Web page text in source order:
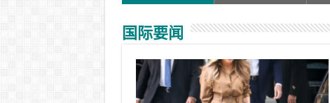
国际要闻